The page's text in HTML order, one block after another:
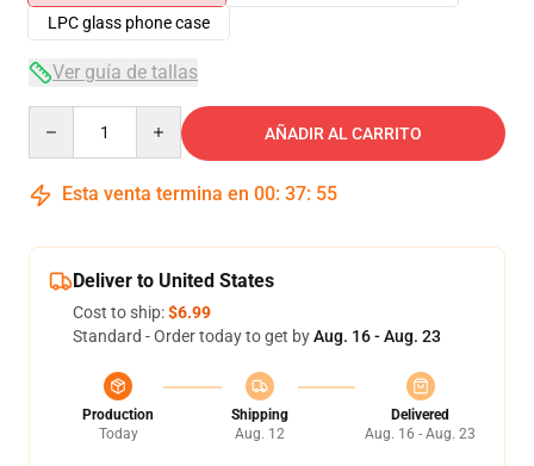
LPC glass phone case
Ver guía de tallas
AÑADIR AL CARRITO
Esta venta termina en 00: 37: 54
Deliver to United States
Cost to ship:$6.99
Standard - Order today to get byAug. 16 - Aug. 23
Production
Today
Shipping
Aug. 12
Delivered
Aug. 16 - Aug. 23